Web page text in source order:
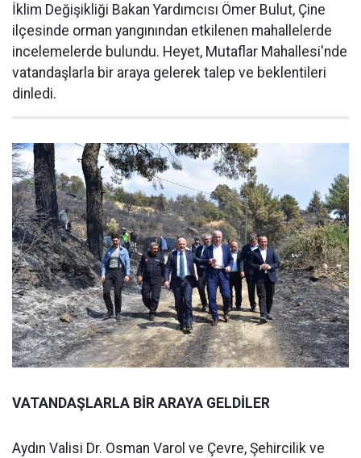
İklim Değişikliği Bakan Yardımcısı Ömer Bulut, Çine
ilçesinde orman yangınından etkilenen mahallelerde
incelemelerde bulundu. Heyet, Mutaflar Mahallesi'nde
vatandaşlarla bir araya gelerek talep ve beklentileri
dinledi.
VATANDAŞLARLA BİR ARAYA GELDİLER
Aydın Valisi Dr. Osman Varol ve Çevre, Şehircilik ve